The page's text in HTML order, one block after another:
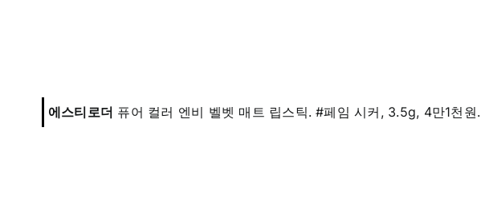
에스티로더 퓨어 컬러 엔비 벨벳 매트 립스틱. #페임 시커, 3.5g, 4만1천원.